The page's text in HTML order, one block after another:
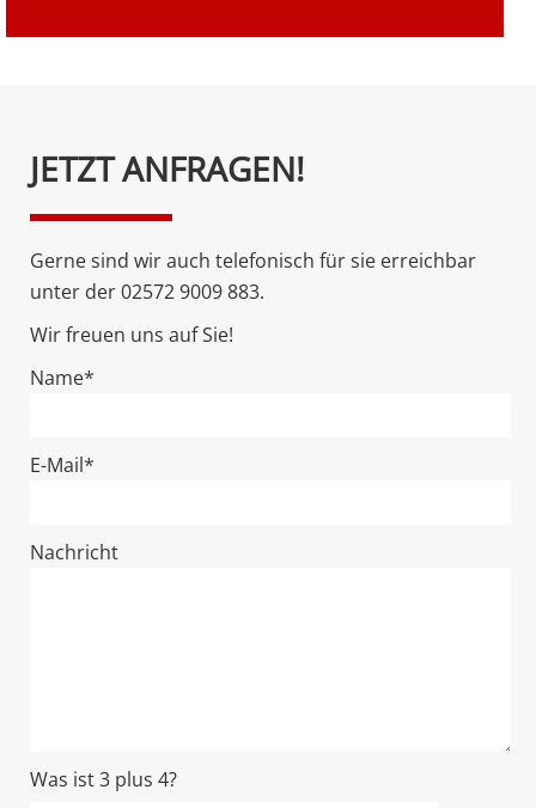
Bitte
lasse
dieses
leer.
JETZT ANFRAGEN!
Gerne sind wir auch telefonisch für sie erreichbar
unter der 02572 9009 883.
Wir freuen uns auf Sie!
Name*
E-Mail*
Nachricht
Was ist 3 plus 4?